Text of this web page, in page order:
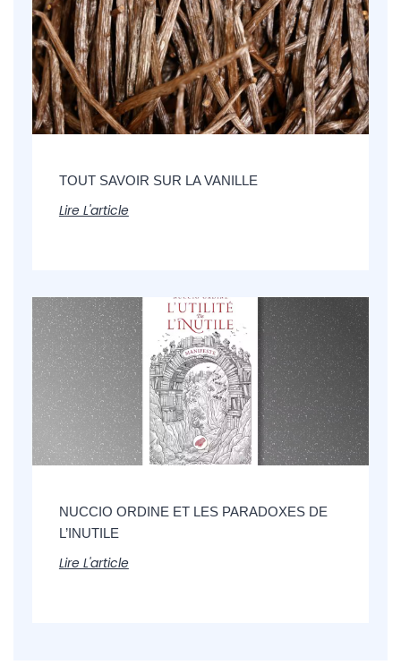
TOUT SAVOIR SUR LA VANILLE
Lire L'article
NUCCIO ORDINE ET LES PARADOXES DE
L’INUTILE
Lire L'article